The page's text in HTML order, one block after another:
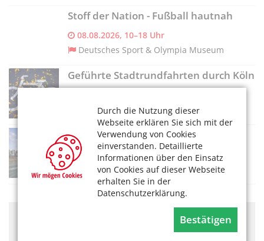
Durch die Nutzung dieser
Webseite erklären Sie sich mit der
Verwendung von Cookies
einverstanden. Detaillierte
Informationen über den Einsatz
von Cookies auf dieser Webseite
erhalten Sie in der
Datenschutzerklärung.
Bestätigen
Stoff der Nation - Fußball hautnah
08.08.2026, 10–18 Uhr
Deutsches Sport & Olympia Museum
Geführte Stadtrundfahrten durch Köln
Radstation
Panoramafahrt
08.08.2026, 13:15 Uhr
Kölntourist Personenschiffahrt am Dom
Hier könnte Werbung stehen, mit der wir uns
Cookie-Meldung